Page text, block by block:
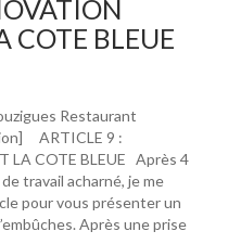
COTE BLEUE
Restaurant
ARTICLE 9 :
LA COTE BLEUE Après 4
travail acharné, je me
pour vous présenter un
Après une prise